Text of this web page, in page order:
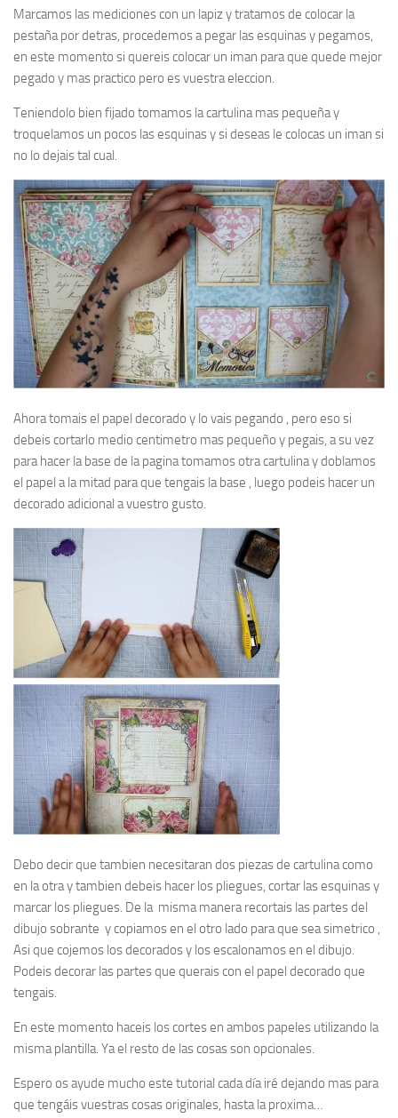
Marcamos las mediciones con un lapiz y tratamos de colocar la
pestaña por detras, procedemos a pegar las esquinas y pegamos,
en este momento si quereis colocar un iman para que quede mejor
pegado y mas practico pero es vuestra eleccion.
Teniendolo bien fijado tomamos la cartulina mas pequeña y
troquelamos un pocos las esquinas y si deseas le colocas un iman si
no lo dejais tal cual.
Ahora tomais el papel decorado y lo vais pegando , pero eso si
debeis cortarlo medio centimetro mas pequeño y pegais, a su vez
para hacer la base de la pagina tomamos otra cartulina y doblamos
el papel a la mitad para que tengais la base , luego podeis hacer un
decorado adicional a vuestro gusto.
Debo decir que tambien necesitaran dos piezas de cartulina como
en la otra y tambien debeis hacer los pliegues, cortar las esquinas y
marcar los pliegues. De la misma manera recortais las partes del
dibujo sobrante y copiamos en el otro lado para que sea simetrico ,
Asi que cojemos los decorados y los escalonamos en el dibujo.
Podeis decorar las partes que querais con el papel decorado que
tengais.
En este momento haceis los cortes en ambos papeles utilizando la
misma plantilla. Ya el resto de las cosas son opcionales.
Espero os ayude mucho este tutorial cada día iré dejando mas para
que tengáis vuestras cosas originales, hasta la proxima…